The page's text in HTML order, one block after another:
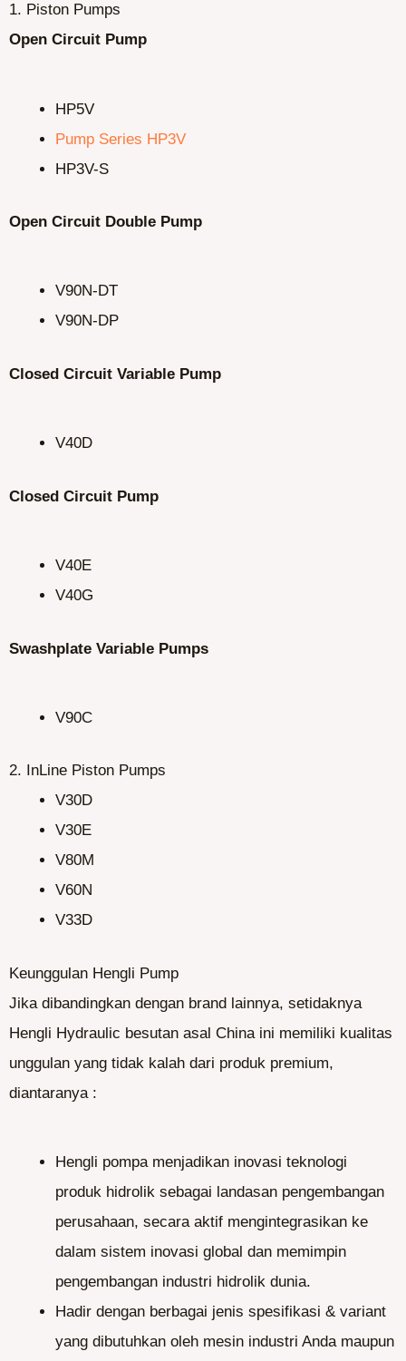
1. Piston Pumps
Open Circuit Pump
HP5V
Pump Series HP3V
HP3V-S
Open Circuit Double Pump
V90N-DT
V90N-DP
Closed Circuit Variable Pump
V40D
Closed Circuit Pump
V40E
V40G
Swashplate Variable Pumps
V90C
2. InLine Piston Pumps
V30D
V30E
V80M
V60N
V33D
Keunggulan Hengli Pump
Jika dibandingkan dengan brand lainnya, setidaknya
Hengli Hydraulic besutan asal China ini memiliki kualitas
unggulan yang tidak kalah dari produk premium,
diantaranya :
Hengli pompa menjadikan inovasi teknologi
produk hidrolik sebagai landasan pengembangan
perusahaan, secara aktif mengintegrasikan ke
dalam sistem inovasi global dan memimpin
pengembangan industri hidrolik dunia.
Hadir dengan berbagai jenis spesifikasi & variant
yang dibutuhkan oleh mesin industri Anda maupun